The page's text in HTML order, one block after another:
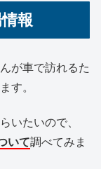
報
が車で訪れるた
す。
いたいので、
いて調べてみま